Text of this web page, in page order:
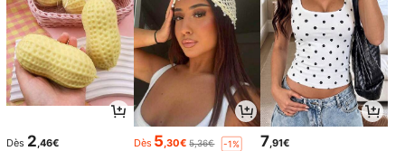
Dès 2,46€ Dès 5,30€ 5,36€ -1% 7,91€